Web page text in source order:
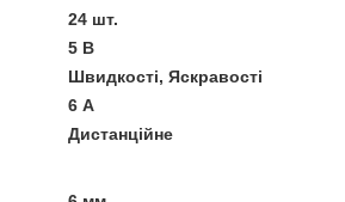
24 шт.
5 В
Швидкості, Яскравості
6 А
Дистанційне